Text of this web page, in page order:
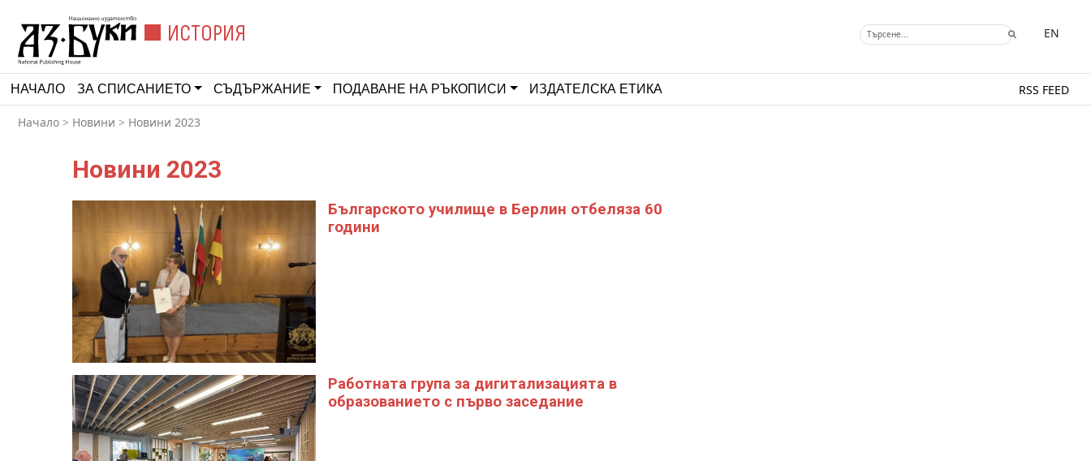
ИСТОРИЯ EN
НАЧАЛО ЗА СПИСАНИЕТО СЪДЪРЖАНИЕ ПОДАВАНЕ НА РЪКОПИСИ ИЗДАТЕЛСКА ЕТИКА RSS FEED
Начало > Новини > Новини 2023
Новини 2023
Българското училище в Берлин отбеляза 60
години
Работната група за дигитализацията в
образованието с първо заседание